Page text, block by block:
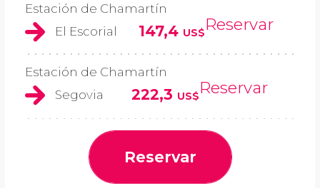
Estación de Chamartín
El Escorial
147,4 US$Reservar
Estación de Chamartín
Segovia
222,3 US$Reservar
Reservar